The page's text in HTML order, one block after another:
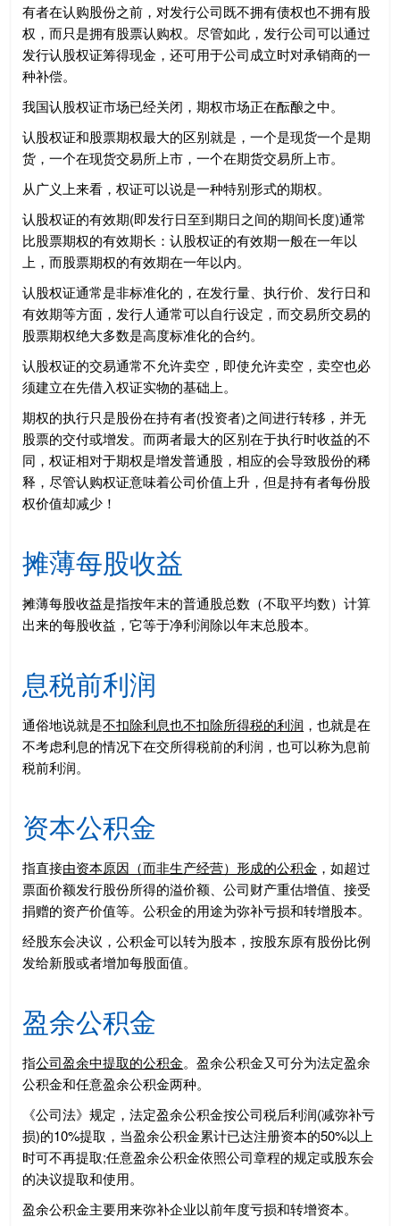
有者在认购股份之前，对发行公司既不拥有债权也不拥有股
权，而只是拥有股票认购权。尽管如此，发行公司可以通过
发行认股权证筹得现金，还可用于公司成立时对承销商的一
种补偿。
我国认股权证市场已经关闭，期权市场正在酝酿之中。
认股权证和股票期权最大的区别就是，一个是现货一个是期
货，一个在现货交易所上市，一个在期货交易所上市。
从广义上来看，权证可以说是一种特别形式的期权。
认股权证的有效期(即发行日至到期日之间的期间长度)通常
比股票期权的有效期长：认股权证的有效期一般在一年以
上，而股票期权的有效期在一年以内。
认股权证通常是非标准化的，在发行量、执行价、发行日和
有效期等方面，发行人通常可以自行设定，而交易所交易的
股票期权绝大多数是高度标准化的合约。
认股权证的交易通常不允许卖空，即使允许卖空，卖空也必
须建立在先借入权证实物的基础上。
期权的执行只是股份在持有者(投资者)之间进行转移，并无
股票的交付或增发。而两者最大的区别在于执行时收益的不
同，权证相对于期权是增发普通股，相应的会导致股份的稀
释，尽管认购权证意味着公司价值上升，但是持有者每份股
权价值却减少！
摊薄每股收益
摊薄每股收益是指按年末的普通股总数（不取平均数）计算
出来的每股收益，它等于净利润除以年末总股本。
息税前利润
通俗地说就是不扣除利息也不扣除所得税的利润 ，也就是在
不考虑利息的情况下在交所得税前的利润，也可以称为息前
税前利润。
资本公积金
指直接由资本原因（而非生产经营）形成的公积金 ，如超过
票面价额发行股份所得的溢价额、公司财产重估增值、接受
捐赠的资产价值等。公积金的用途为弥补亏损和转增股本。
经股东会决议，公积金可以转为股本，按股东原有股份比例
发给新股或者增加每股面值。
盈余公积金
指公司盈余中提取的公积金。盈余公积金又可分为法定盈余
公积金和任意盈余公积金两种。
《公司法》规定，法定盈余公积金按公司税后利润(减弥补亏
损)的10%提取，当盈余公积金累计已达注册资本的50%以上
时可不再提取;任意盈余公积金依照公司章程的规定或股东会
的决议提取和使用。
盈余公积金主要用来弥补企业以前年度亏损和转增资本。